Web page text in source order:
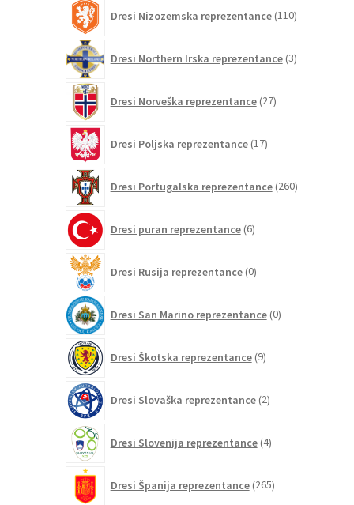
Dresi Nizozemska reprezentance 110izdelkov
Dresi Northern Irska reprezentance 3izdelki
Dresi Norveška reprezentance 27izdelkov
Dresi Poljska reprezentance 17izdelkov
Dresi Portugalska reprezentance 260izdelkov
Dresi puran reprezentance 6izdelkov
Dresi Rusija reprezentance 0izdelkov
Dresi San Marino reprezentance 0izdelkov
Dresi Škotska reprezentance 9izdelkov
Dresi Slovaška reprezentance 2izdelka
Dresi Slovenija reprezentance 4izdelki
Dresi Španija reprezentance 265izdelkov